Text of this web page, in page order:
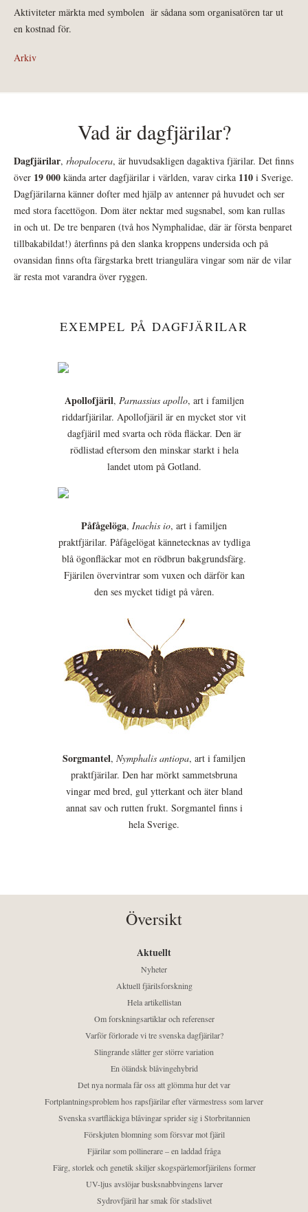
Aktiviteter märkta med symbolen är sådana som organisatören tar ut
en kostnad för.
Arkiv
Vad är dagfjärilar?
Dagfjärilar, rhopalocera, är huvudsakligen dagaktiva fjärilar. Det finns
över 19 000 kända arter dagfjärilar i världen, varav cirka 110 i Sverige.
Dagfjärilarna känner dofter med hjälp av antenner på huvudet och ser
med stora facettögon. Dom äter nektar med sugsnabel, som kan rullas
in och ut. De tre benparen (två hos Nymphalidae, där är första benparet
tillbakabildat!) återfinns på den slanka kroppens undersida och på
ovansidan finns ofta färgstarka brett triangulära vingar som när de vilar
är resta mot varandra över ryggen.
EXEMPEL PÅ DAGFJÄRILAR
Apollofjäril, Parnassius apollo, art i familjen
riddarfjärilar. Apollofjäril är en mycket stor vit
dagfjäril med svarta och röda fläckar. Den är
rödlistad eftersom den minskar starkt i hela
landet utom på Gotland.
Påfågelöga, Inachis io, art i familjen
praktfjärilar. Påfågelögat kännetecknas av tydliga
blå ögonfläckar mot en rödbrun bakgrundsfärg.
Fjärilen övervintrar som vuxen och därför kan
den ses mycket tidigt på våren.
Sorgmantel, Nymphalis antiopa, art i familjen
praktfjärilar. Den har mörkt sammetsbruna
vingar med bred, gul ytterkant och äter bland
annat sav och rutten frukt. Sorgmantel finns i
hela Sverige.
Översikt
Aktuellt
Nyheter
Aktuell fjärilsforskning
Hela artikellistan
Om forskningsartiklar och referenser
Varför förlorade vi tre svenska dagfjärilar?
Slingrande slåtter ger större variation
En öländsk blåvingehybrid
Det nya normala får oss att glömma hur det var
Fortplantningsproblem hos rapsfjärilar efter värmestress som larver
Svenska svartfläckiga blåvingar sprider sig i Storbritannien
Förskjuten blomning som försvar mot fjäril
Fjärilar som pollinerare – en laddad fråga
Färg, storlek och genetik skiljer skogspärlemorfjärilens former
UV-ljus avslöjar busksnabbvingens larver
Sydrovfjäril har smak för stadslivet